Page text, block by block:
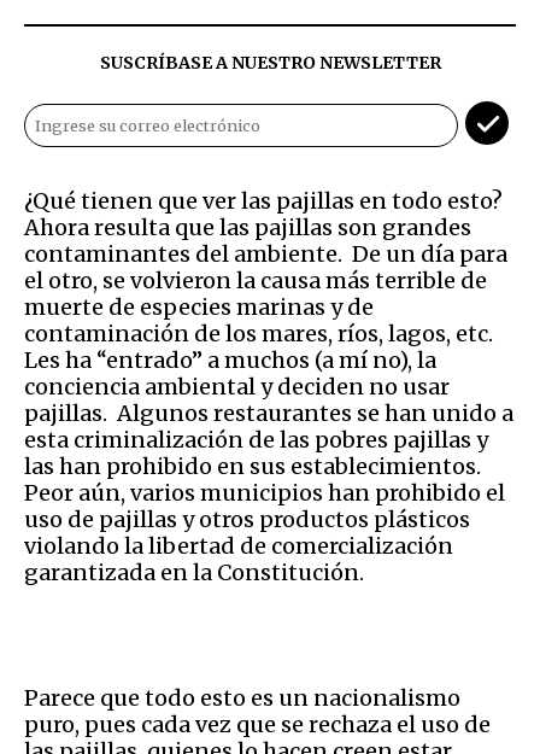
SUSCRÍBASE A NUESTRO NEWSLETTER
¿Qué tienen que ver las pajillas en todo esto?
Ahora resulta que las pajillas son grandes
contaminantes del ambiente. De un día para
el otro, se volvieron la causa más terrible de
muerte de especies marinas y de
contaminación de los mares, ríos, lagos, etc.
Les ha “entrado” a muchos (a mí no), la
conciencia ambiental y deciden no usar
pajillas. Algunos restaurantes se han unido a
esta criminalización de las pobres pajillas y
las han prohibido en sus establecimientos.
Peor aún, varios municipios han prohibido el
uso de pajillas y otros productos plásticos
violando la libertad de comercialización
garantizada en la Constitución.
Parece que todo esto es un nacionalismo
puro, pues cada vez que se rechaza el uso de